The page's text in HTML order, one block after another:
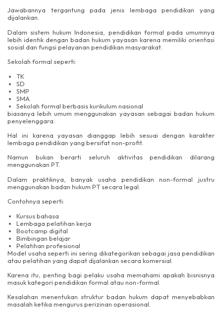
Jawabannya tergantung pada jenis lembaga pendidikan yang
dijalankan.
Dalam sistem hukum Indonesia, pendidikan formal pada umumnya
lebih identik dengan badan hukum yayasan karena memiliki orientasi
sosial dan fungsi pelayanan pendidikan masyarakat.
Sekolah formal seperti:
TK
SD
SMP
SMA
Sekolah formal berbasis kurikulum nasional
biasanya lebih umum menggunakan yayasan sebagai badan hukum
penyelenggara.
Hal ini karena yayasan dianggap lebih sesuai dengan karakter
lembaga pendidikan yang bersifat non-profit.
Namun bukan berarti seluruh aktivitas pendidikan dilarang
menggunakan PT.
Dalam praktiknya, banyak usaha pendidikan non-formal justru
menggunakan badan hukum PT secara legal.
Contohnya seperti:
Kursus bahasa
Lembaga pelatihan kerja
Bootcamp digital
Bimbingan belajar
Pelatihan profesional
Model usaha seperti ini sering dikategorikan sebagai jasa pendidikan
atau pelatihan yang dapat dijalankan secara komersial.
Karena itu, penting bagi pelaku usaha memahami apakah bisnisnya
masuk kategori pendidikan formal atau non-formal.
Kesalahan menentukan struktur badan hukum dapat menyebabkan
masalah ketika mengurus perizinan operasional.